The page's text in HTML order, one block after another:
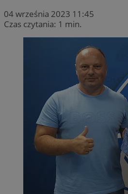
04 września 2023 11:45
Czas czytania: 1 min.